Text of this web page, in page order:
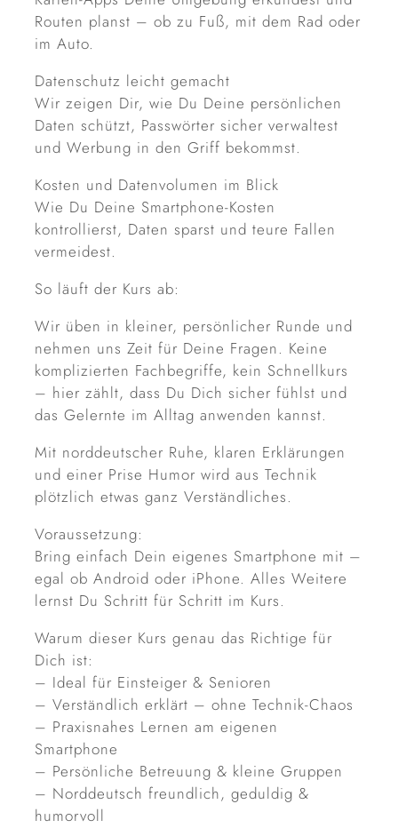
Routen planst – ob zu Fuß, mit dem Rad oder
im Auto.
Datenschutz leicht gemacht
Wir zeigen Dir, wie Du Deine persönlichen
Daten schützt, Passwörter sicher verwaltest
und Werbung in den Griff bekommst.
Kosten und Datenvolumen im Blick
Wie Du Deine Smartphone-Kosten
kontrollierst, Daten sparst und teure Fallen
vermeidest.
So läuft der Kurs ab:
Wir üben in kleiner, persönlicher Runde und
nehmen uns Zeit für Deine Fragen. Keine
komplizierten Fachbegriffe, kein Schnellkurs
– hier zählt, dass Du Dich sicher fühlst und
das Gelernte im Alltag anwenden kannst.
Mit norddeutscher Ruhe, klaren Erklärungen
und einer Prise Humor wird aus Technik
plötzlich etwas ganz Verständliches.
Voraussetzung:
Bring einfach Dein eigenes Smartphone mit –
egal ob Android oder iPhone. Alles Weitere
lernst Du Schritt für Schritt im Kurs.
Warum dieser Kurs genau das Richtige für
Dich ist:
– Ideal für Einsteiger & Senioren
– Verständlich erklärt – ohne Technik-Chaos
– Praxisnahes Lernen am eigenen
Smartphone
– Persönliche Betreuung & kleine Gruppen
– Norddeutsch freundlich, geduldig &
humorvoll